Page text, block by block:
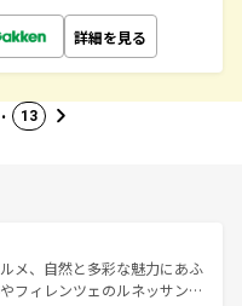
詳細を見る
13
メ、自然と多彩な魅力にあふ
フィレンツェのルネッサンス